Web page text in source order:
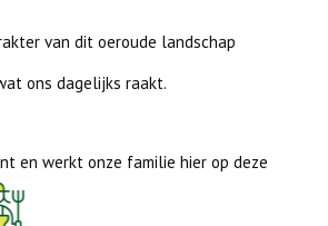
van dit oeroude landschap
ons dagelijks raakt.
en werkt onze familie hier op deze